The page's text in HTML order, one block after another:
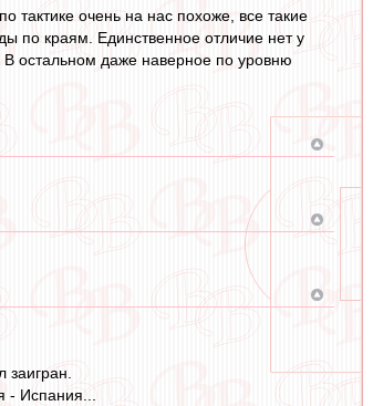
тактике очень на нас похоже, все такие
по краям. Единственное отличие нет у
остальном даже наверное по уровню
- Испания...